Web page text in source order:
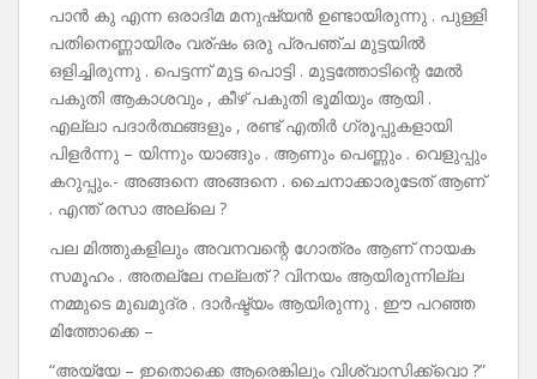
പാൻ കു എന്ന ഒരാദിമ മനുഷ്യൻ ഉണ്ടായിരുന്നു . പുള്ളി
പതിനെണ്ണായിരം വര്ഷം ഒരു പ്രപഞ്ച മുട്ടയിൽ
ഒളിച്ചിരുന്നു . പെട്ടന്ന് മുട്ട പൊട്ടി . മുട്ടത്തോടിന്റെ മേൽ
പകുതി ആകാശവും , കീഴ് പകുതി ഭൂമിയും ആയി .
എല്ലാ പദാർത്ഥങ്ങളും , രണ്ട് എതിർ ഗ്രൂപ്പുകളായി
പിളർന്നു – യിന്നും യാങ്ങും . ആണും പെണ്ണും . വെളുപ്പും
കറുപ്പും.- അങ്ങനെ അങ്ങനെ . ചൈനാക്കാരുടേത് ആണ്
. എന്ത് രസാ അല്ലെ ?
പല മിത്തുകളിലും അവനവന്റെ ഗോത്രം ആണ് നായക
സമൂഹം . അതല്ലേ നല്ലത് ? വിനയം ആയിരുന്നില്ല
നമ്മുടെ മുഖമുദ്ര . ദാർഷ്ട്യം ആയിരുന്നു . ഈ പറഞ്ഞ
മിത്തോക്കെ –
“അയ്യേ – ഇതൊക്കെ ആരെങ്കിലും വിശ്വാസിക്ക്വൊ ?”